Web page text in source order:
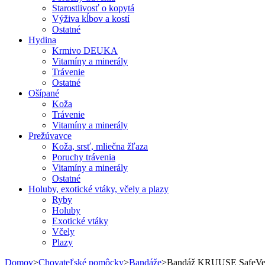
Starostlivosť o kopytá
Výživa kĺbov a kostí
Ostatné
Hydina
Krmivo DEUKA
Vitamíny a minerály
Trávenie
Ostatné
Ošípané
Koža
Trávenie
Vitamíny a minerály
Prežúvavce
Koža, srsť, mliečna žľaza
Poruchy trávenia
Vitamíny a minerály
Ostatné
Holuby, exotické vtáky, včely a plazy
Ryby
Holuby
Exotické vtáky
Včely
Plazy
Domov>Chovateľské pomôcky>Bandáže>Bandáž KRUUSE